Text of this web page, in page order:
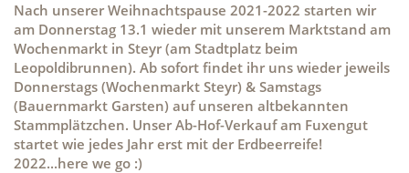
Nach unserer Weihnachtspause 2021-2022 starten wir
am Donnerstag 13.1 wieder mit unserem Marktstand am
Wochenmarkt in Steyr (am Stadtplatz beim
Leopoldibrunnen). Ab sofort findet ihr uns wieder jeweils
Donnerstags (Wochenmarkt Steyr) & Samstags
(Bauernmarkt Garsten) auf unseren altbekannten
Stammplätzchen. Unser Ab-Hof-Verkauf am Fuxengut
startet wie jedes Jahr erst mit der Erdbeerreife!
2022...here we go :)